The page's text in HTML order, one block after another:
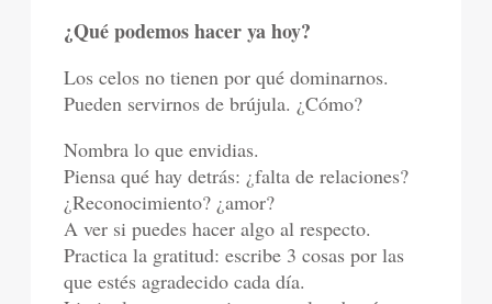
¿Qué podemos hacer ya hoy?
Los celos no tienen por qué dominarnos.
Pueden servirnos de brújula. ¿Cómo?
Nombra lo que envidias.
Piensa qué hay detrás: ¿falta de relaciones?
¿Reconocimiento? ¿amor?
A ver si puedes hacer algo al respecto.
Practica la gratitud: escribe 3 cosas por las
que estés agradecido cada día.